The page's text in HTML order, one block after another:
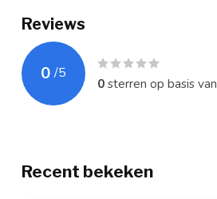
Reviews
0 /5
0sterren op basis van
Recent bekeken